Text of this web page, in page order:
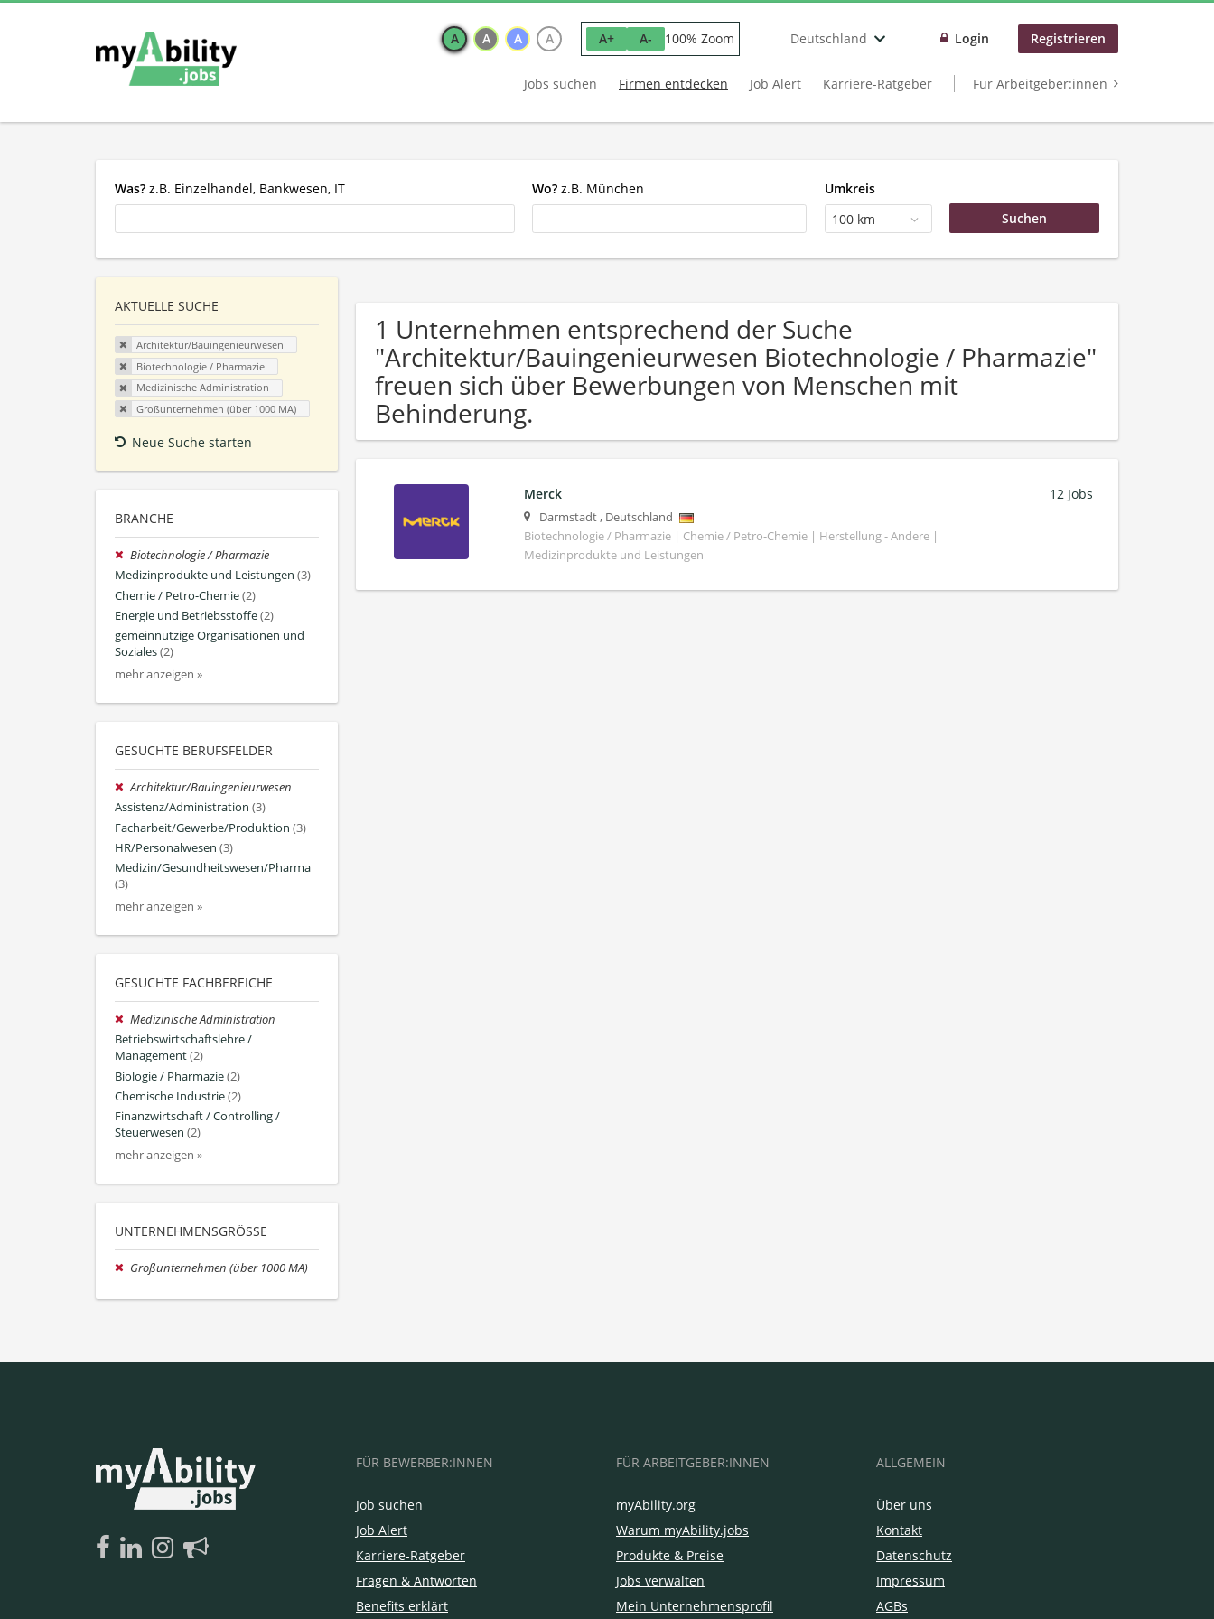
A A A A A+ A- 100% Zoom Deutschland Login Registrieren
Jobs suchen Firmen entdecken Job Alert Karriere-Ratgeber Für Arbeitgeber:innen
Was? z.B. Einzelhandel, Bankwesen, IT Wo? z.B. München
Umkreis
100 km
AKTUELLE SUCHE
Architektur/Bauingenieurwesen
Biotechnologie / Pharmazie
Medizinische Administration
Großunternehmen (über 1000 MA)
Neue Suche starten
BRANCHE
Biotechnologie / Pharmazie
Medizinprodukte und Leistungen (3)
Chemie / Petro-Chemie(2)
Energie und Betriebsstoffe(2)
gemeinnützige Organisationen und
Soziales(2)
mehr anzeigen »
GESUCHTE BERUFSFELDER
Architektur/Bauingenieurwesen
Assistenz/Administration (3)
Facharbeit/Gewerbe/Produktion (3)
HR/Personalwesen (3)
Medizin/Gesundheitswesen/Pharma
(3)
mehr anzeigen »
GESUCHTE FACHBEREICHE
Medizinische Administration
Betriebswirtschaftslehre /
Management(2)
Biologie / Pharmazie(2)
Chemische Industrie(2)
Finanzwirtschaft / Controlling /
Steuerwesen (2)
mehr anzeigen »
UNTERNEHMENSGRÖSSE
Großunternehmen (über 1000 MA)
1 Unternehmen entsprechend der Suche
"Architektur/Bauingenieurwesen Biotechnologie / Pharmazie"
freuen sich über Bewerbungen von Menschen mit
Behinderung.
Merck
Darmstadt, Deutschland
Biotechnologie / Pharmazie | Chemie / Petro-Chemie | Herstellung - Andere |
Medizinprodukte und Leistungen
12 Jobs
FÜR BEWERBER:INNEN
Job suchen
Job Alert
Karriere-Ratgeber
Fragen & Antworten
Benefits erklärt
FÜR ARBEITGEBER:INNEN
myAbility.org
Warum myAbility.jobs
Produkte & Preise
Jobs verwalten
Mein Unternehmensprofil
ALLGEMEIN
Über uns
Kontakt
Datenschutz
Impressum
AGBs